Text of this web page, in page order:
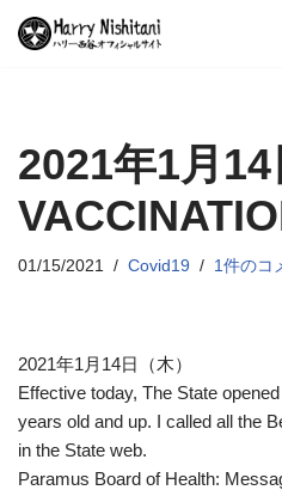
ン
ツ
へ
ス
キ
2021年1月14
01/15/2021 Covid19 1件のコ
2021年1月14日（木）
Effective today, The State
years old and up. I called all the
in the State web.
Paramus Board of Health: